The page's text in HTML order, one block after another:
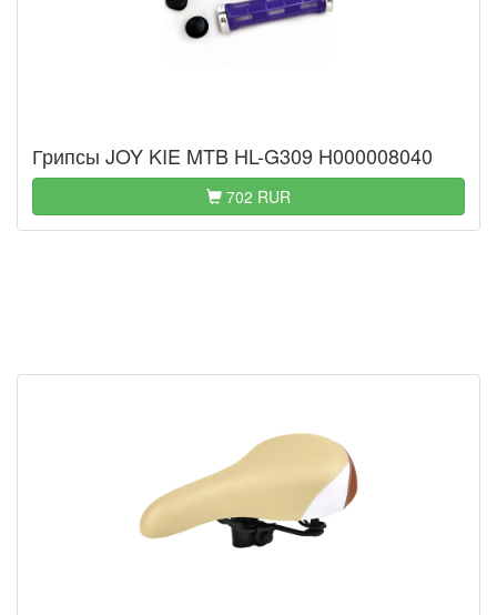
Грипсы JOY KIE MTB HL-G309 H000008040
702 RUR